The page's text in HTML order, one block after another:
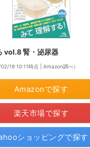
vol.8 腎・泌尿器
02/19 10:11時点 | Amazon調べ）
Amazonで探す
楽天市場で探す
ショッピングで探す